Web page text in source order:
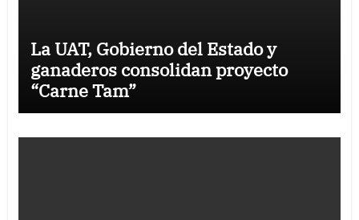
La UAT, Gobierno del Estado y
ganaderos consolidan proyecto
“Carne Tam”